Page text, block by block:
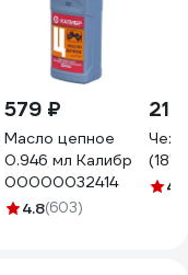
579 ₽
Масло цепное
0.946 мл Калибр
00000032414
4.8(603)
(18")
4.8